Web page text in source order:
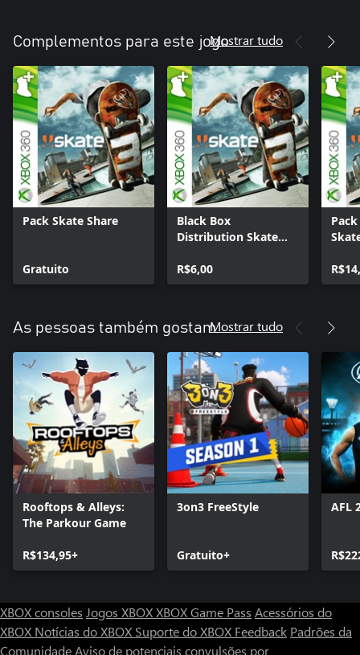
Complementos para este jogoMostrar tudo
Pack Skate Share
Gratuito
Black Box
Distribution Skate
R$6,00
As pessoas também gostamMostrar tudo
Rooftops & Alleys:
The Parkour Game
R$134,95+
3on3 FreeStyle
Gratuito+
AFL
XBOX consoles Jogos XBOXXBOX Game Pass Acessórios do
XBOX Notícias do XBOX Suporte do XBOX Feedback Padrões da
ComunidadeAviso de potenciais convulsões por